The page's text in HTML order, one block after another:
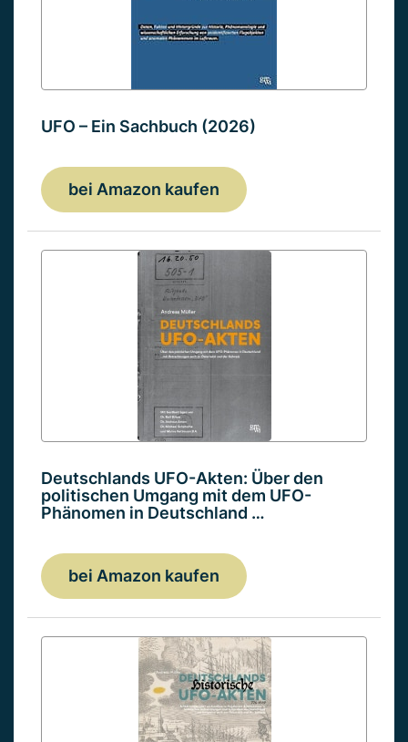
UFO – Ein Sachbuch (2026)
bei Amazon kaufen
Deutschlands UFO-Akten: Über den
politischen Umgang mit dem UFO-
Phänomen in Deutschland …
bei Amazon kaufen